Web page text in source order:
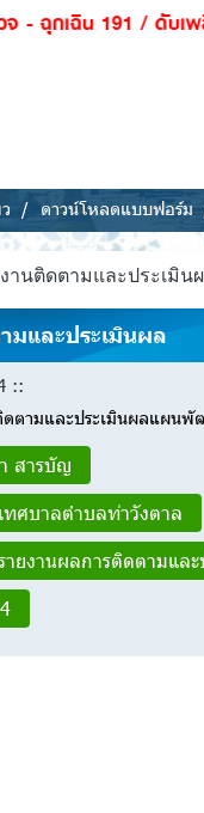
/ ดับเพลิง -กู้ภัย 199
ดาวน์โหลดแบบฟอร์ม
านติดตามและประเมิน
มและประเมินผล
::
ดตามและประเมินผลแผน
สารบัญ
ทศบาลตำบลท่าวังตาล
ายงานผลการติดตามแล